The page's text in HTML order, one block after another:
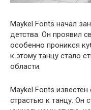
Maykel Fonts начал
детства. Он проявил
особенно проникся
к этому танцу стало
области.
Maykel Fonts
страстью к танцу. Он